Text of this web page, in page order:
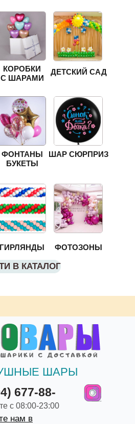
ФОНТАНЫ
БУКЕТЫ
ШАР СЮРПРИЗ
ГИРЛЯНДЫ
В КАТАЛОГ
ФОТОЗОНЫ
КОРОБКИ
С ШАРАМИ
ДЕТСКИЙ САД
677-88-
ШАРЫ
с 08:00-23:00
нам в